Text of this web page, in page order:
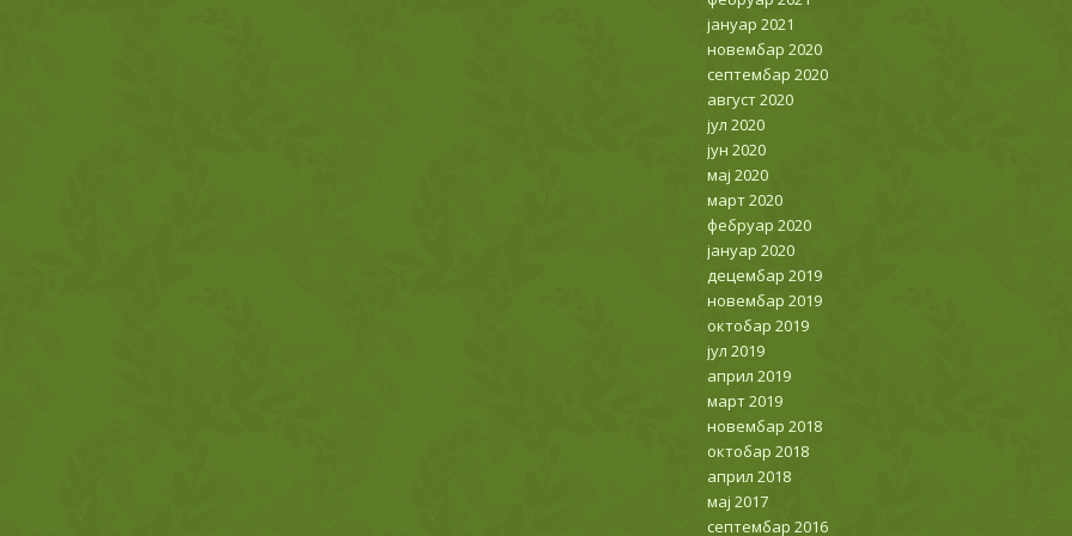
јануар 2021
новембар 2020
септембар 2020
август 2020
јул 2020
јун 2020
мај 2020
март 2020
фебруар 2020
јануар 2020
децембар 2019
новембар 2019
октобар 2019
јул 2019
април 2019
март 2019
новембар 2018
октобар 2018
април 2018
мај 2017
септембар 2016